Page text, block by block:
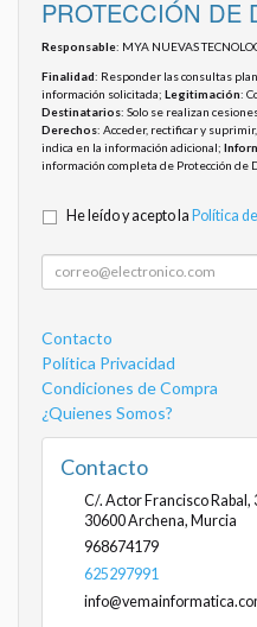
PROTECCIÓN DE
Responsable: MYA NUEVAS
Finalidad: Responder las consultas
información solicitada; Legitimación:
Destinatarios: Solo se realizan
Derechos: Acceder, rectificar y
indica en la información adicional;
información completa de Protección de
He leído y acepto la Política
Contacto
Política Privacidad
Condiciones de Compra
¿Quienes Somos?
Contacto
C/. Actor Francisco Rabal,
30600Archena, Murcia
968674179
625297991